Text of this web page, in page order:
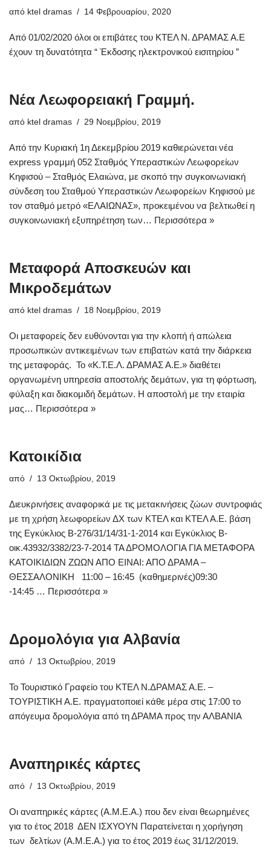
από ktel dramas 14 Φεβρουαρίου, 2020
Από 01/02/2020 όλοι οι επιβάτες του ΚΤΕΛ Ν. ΔΡΑΜΑΣ Α.Ε
έχουν τη δυνατότητα “ Έκδοσης ηλεκτρονικού εισιτηρίου ”
Νέα Λεωφορειακή Γραμμή.
από ktel dramas 29 Νοεμβρίου, 2019
Από την Κυριακή 1η Δεκεμβρίου 2019 καθιερώνεται νέα
express γραμμή 052 Σταθμός Υπεραστικών Λεωφορείων
Κηφισού – Σταθμός Ελαιώνα, με σκοπό την συγκοινωνιακή
σύνδεση του Σταθμού Υπεραστικών Λεωφορείων Κηφισού με
τον σταθμό μετρό «ΕΛΑΙΩΝΑΣ», προκειμένου να βελτιωθεί η
συγκοινωνιακή εξυπηρέτηση των… Περισσότερα »
Μεταφορά Αποσκευών και
Μικροδεμάτων
από ktel dramas 18 Νοεμβρίου, 2019
Oι μεταφορείς δεν ευθύνονται για την κλοπή ή απώλεια
προσωπικών αντικειμένων των επιβατών κατά την διάρκεια
της μεταφοράς. Το «Κ.Τ.Ε.Λ. ΔΡΑΜΑΣ Α.Ε.» διαθέτει
οργανωμένη υπηρεσία αποστολής δεμάτων, για τη φόρτωση,
φύλαξη και διακομιδή δεμάτων. Η αποστολή με την εταιρία
μας… Περισσότερα »
Κατοικίδια
από 13 Οκτωβρίου, 2019
Διευκρινήσεις αναφορικά με τις μετακινήσεις ζώων συντροφιάς
με τη χρήση λεωφορείων ΔΧ των ΚΤΕΛ και ΚΤΕΛ Α.Ε. βάση
της Εγκύκλιος Β-276/31/14/31-1-2014 και Εγκύκλιος Β-
οικ.43932/3382/23-7-2014 ΤΑ ΔΡΟΜΟΛΟΓΙΑ ΓΙΑ ΜΕΤΑΦΟΡΑ
ΚΑΤΟΙΚΙΔΙΩΝ ΖΩΩΝ ΑΠΟ ΕΙΝΑΙ: ΑΠΟ ΔΡΑΜΑ –
ΘΕΣΣΑΛΟΝΙΚΗ 11:00 – 16:45 (καθημερινές)09:30
-14:45 … Περισσότερα »
Δρομολόγια για Αλβανία
από 13 Οκτωβρίου, 2019
Το Τουριστικό Γραφείο του ΚΤΕΛ Ν.ΔΡΑΜΑΣ Α.Ε. –
ΤΟΥΡΙΣΤΙΚΗ Α.Ε. πραγματοποιεί κάθε μέρα στις 17:00 το
απόγευμα δρομολόγια από τη ΔΡΑΜΑ προς την ΑΛΒΑΝΙΑ
Αναπηρικές κάρτες
από 13 Οκτωβρίου, 2019
Οι αναπηρικές κάρτες (Α.Μ.Ε.Α.) που δεν είναι θεωρημένες
για το έτος 2018 ΔΕΝ ΙΣΧΥΟΥΝ Παρατείνεται η χορήγηση
των δελτίων (Α.Μ.Ε.Α.) για το έτος 2019 έως 31/12/2019.